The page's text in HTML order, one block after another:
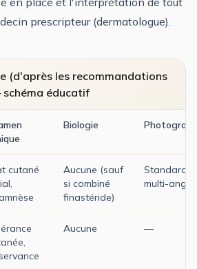
prescripteur (dermatologue).
(d'après les recommandations
éducatif
Biologie
cutané
Aucune (sauf
si combiné
finastéride)
multi-
Aucune —